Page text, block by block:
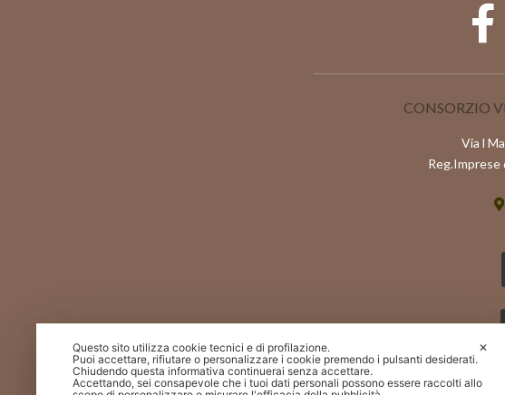
CONSORZIO
Via l
Reg.Imprese
✕
Questo sito utilizza cookie tecnici e di profilazione.
Puoi accettare, rifiutare o personalizzare i cookie premendo i pulsanti desiderati.
Chiudendo questa informativa continuerai senza accettare.
Accettando, sei consapevole che i tuoi dati personali possono essere raccolti allo